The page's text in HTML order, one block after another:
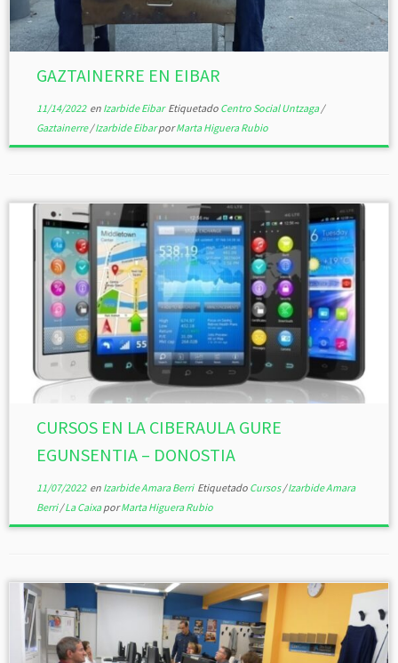
GAZTAINERRE EN EIBAR
11/14/2022en Izarbide EibarEtiquetado Centro Social Untzaga/
Gaztainerre/Izarbide EibarporMarta Higuera Rubio
CURSOS EN LA CIBERAULA GURE
EGUNSENTIA – DONOSTIA
11/07/2022en Izarbide Amara Berri Etiquetado Cursos/Izarbide Amara
Berri/La CaixaporMarta Higuera Rubio